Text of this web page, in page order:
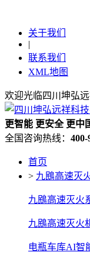
关于我们
|
联系我们
XML地图
欢迎光临四川坤弘
更智能 更安全更中
全国咨询热线： 400-
首页
> 九鴖高速灭
九鴖高速灭火
九鴖高速灭火
电瓶车库AI智